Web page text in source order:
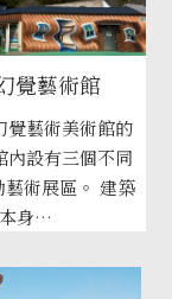
覺藝術館
覺藝術美術館的
內設有三個不同
藝術展區。 建築
本身…